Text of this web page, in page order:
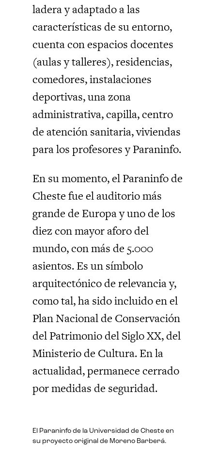
ladera y adaptado a las
características de su entorno,
cuenta con espacios docentes
(aulas y talleres), residencias,
comedores, instalaciones
deportivas, una zona
administrativa, capilla, centro
de atención sanitaria, viviendas
para los profesores y Paraninfo.
En su momento, el Paraninfo de
Cheste fue el auditorio más
grande de Europa y uno de los
diez con mayor aforo del
mundo, con más de 5.000
asientos. Es un símbolo
arquitectónico de relevancia y,
como tal, ha sido incluido en el
Plan Nacional de Conservación
del Patrimonio del Siglo XX, del
Ministerio de Cultura. En la
actualidad, permanece cerrado
por medidas de seguridad.
El Paraninfo de la Universidad de Cheste en
su proyecto original de Moreno Barberá.